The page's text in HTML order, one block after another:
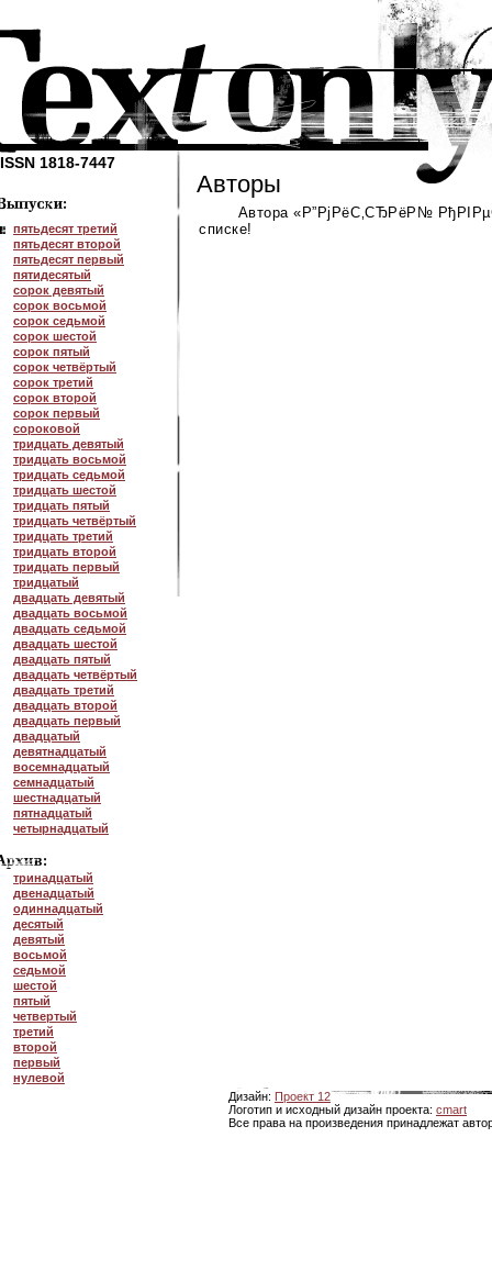
ISSN 1818-7447
пятьдесят третий
пятьдесят второй
пятьдесят первый
пятидесятый
сорок девятый
сорок восьмой
сорок седьмой
сорок шестой
сорок пятый
сорок четвёртый
сорок третий
сорок второй
сорок первый
сороковой
тридцать девятый
тридцать восьмой
тридцать седьмой
тридцать шестой
тридцать пятый
тридцать четвёртый
тридцать третий
тридцать второй
тридцать первый
тридцатый
двадцать девятый
двадцать восьмой
двадцать седьмой
двадцать шестой
двадцать пятый
двадцать четвёртый
двадцать третий
двадцать второй
двадцать первый
двадцатый
девятнадцатый
восемнадцатый
семнадцатый
шестнадцатый
пятнадцатый
четырнадцатый
тринадцатый
двенадцатый
одиннадцатый
десятый
девятый
восьмой
седьмой
шестой
пятый
четвертый
третий
второй
первый
нулевой
Авторы
Автора «Р”РјРёС‚СЂРёР№
списке!
Дизайн: Проект 12
Логотип и исходный дизайн проекта: cmart
Все права на произведения принадлежат